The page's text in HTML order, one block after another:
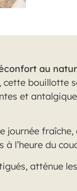
au
bouillotte
et
journée
l’heure du
atténue